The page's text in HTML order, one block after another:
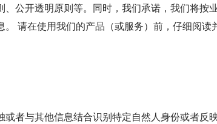
公开透明原则等。同时，我们承诺，我们将按
请在使用我们的产品（或服务）前，仔细阅读
者与其他信息结合识别特定自然人身份或者反